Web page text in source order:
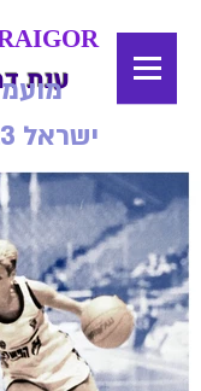
ענת
ישראל 2023 - ספורט